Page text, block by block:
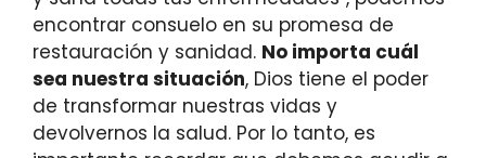
encontrar consuelo en su promesa de
restauración y sanidad. No importa cuál
sea nuestra situación, Dios tiene el poder
de transformar nuestras vidas y
devolvernos la salud. Por lo tanto, es